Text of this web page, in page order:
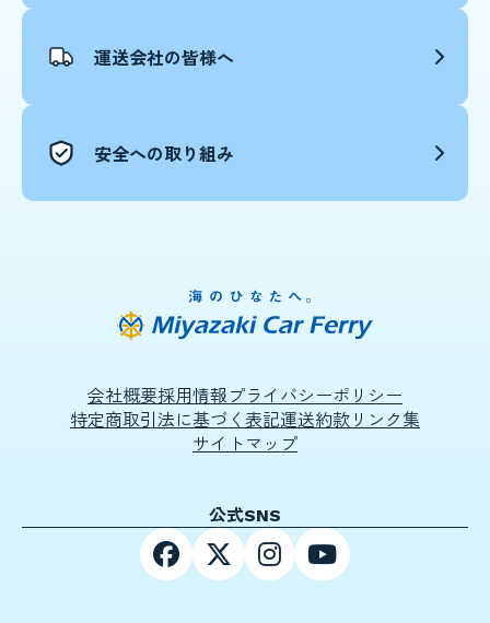
運送会社の皆様へ
安全への取り組み
会社概要採用情報プライバシーポリシー
特定商取引法に基づく表記運送約款リンク集
サイトマップ
公式SNS